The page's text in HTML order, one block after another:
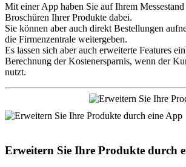
Mit einer App haben Sie auf Ihrem
Broschüren Ihrer Produkte dabei.
Sie können aber auch direkt Bestellungen
die Firmenzentrale weitergeben.
Es lassen sich aber auch erweiterte Features
Berechnung der Kostenersparnis, wenn der
nutzt.
Erweitern Sie Ihre Produkte durch